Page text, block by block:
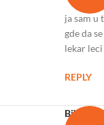
ja sam u
gde da
lekar
REPLY
BiVits